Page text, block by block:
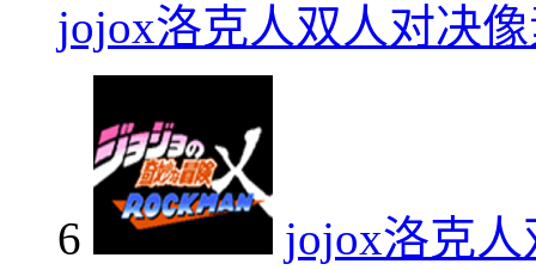
jojox洛克人双人对决
6
jojox洛克